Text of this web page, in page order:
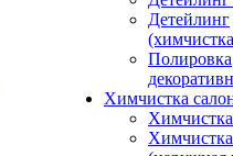
Детейлинг
Полировка
Химчистка